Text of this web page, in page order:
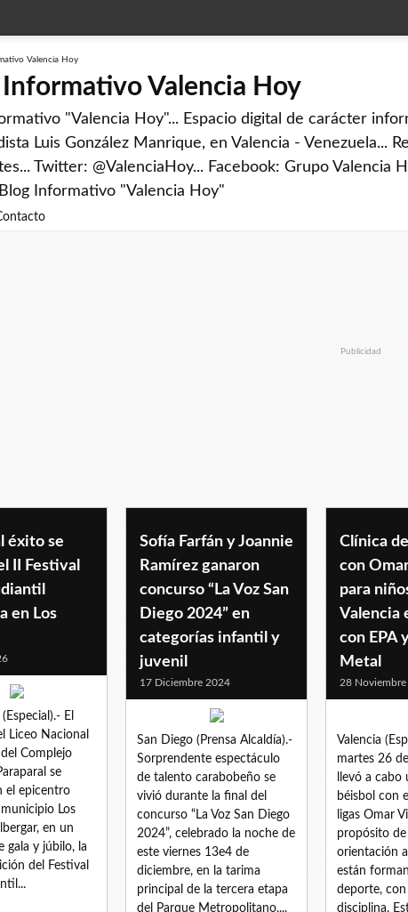
Informativo Valencia Hoy
"Valencia Hoy"... Espacio digital de carácter
Luis González Manrique, en Valencia - Venezuela...
Twitter: @ValenciaHoy... Facebook: Grupo Valencia
Informativo "Valencia Hoy"
Publicidad
éxito se
II Festival
en Los
El
Liceo Nacional
Complejo
se
el epicentro
Los
en un
gala y júbilo, la
del Festival
Sofía Farfán y Joannie
Ramírez ganaron
concurso “La Voz San
Diego 2024” en
categorías infantil y
juvenil
17 Diciembre 2024
San Diego (Prensa Alcaldía).-
Sorprendente espectáculo
de talento carabobeño se
vivió durante la final del
concurso “La Voz San Diego
2024”, celebrado la noche de
este viernes 13e4 de
diciembre, en la tarima
principal de la tercera etapa
del Parque Metropolitano,...
Clínica
con
para
Valencia
con EPA
Metal
28
Valencia
martes 26
llevó a
béisbol con
ligas Omar
propósito
orientación
están
deporte,
disciplina.